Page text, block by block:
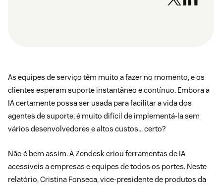
As equipes de serviço têm muito a fazer no momento, e os
clientes esperam suporte instantâneo e contínuo. Embora a
IA certamente possa ser usada para facilitar a vida dos
agentes de suporte, é muito difícil de implementá-la sem
vários desenvolvedores e altos custos… certo?
Não é bem assim. A Zendesk criou ferramentas de IA
acessíveis a empresas e equipes de todos os portes. Neste
relatório, Cristina Fonseca, vice-presidente de produtos da